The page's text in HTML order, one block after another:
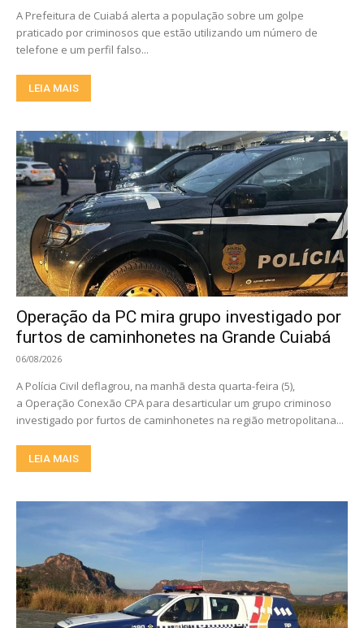
A Prefeitura de Cuiabá alerta a população sobre um golpe
praticado por criminosos que estão utilizando um número de
telefone e um perfil falso...
LEIA MAIS
Operação da PC mira grupo investigado por
furtos de caminhonetes na Grande Cuiabá
06/08/2026
A Polícia Civil deflagrou, na manhã desta quarta-feira (5),
a Operação Conexão CPA para desarticular um grupo criminoso
investigado por furtos de caminhonetes na região metropolitana...
LEIA MAIS